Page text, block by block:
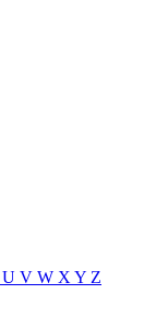
U V W X Y Z